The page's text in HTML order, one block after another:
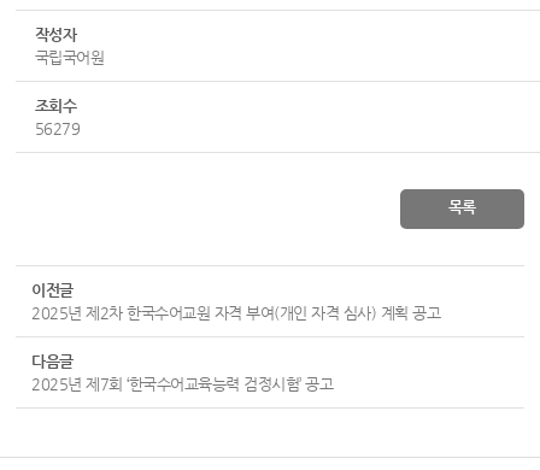
작성자
국립국어원
조회수
56279
목록
이전글
2025년 제2차 한국수어교원 자격 부여(개인 자격 심사) 계획 공고
다음글
2025년 제7회 ‘한국수어교육능력 검정시험’ 공고